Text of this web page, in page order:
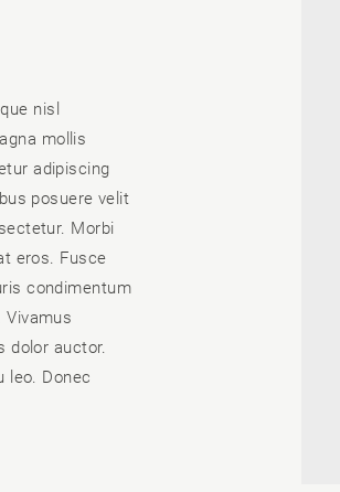
nisl
mollis
adipiscing
posuere velit
Morbi
eros. Fusce
condimentum
dolor auctor.
leo. Donec